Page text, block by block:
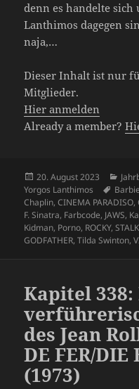
denn es handelte sich
Lanthimos dagegen
naja,…
Dieser Inhalt ist nur
Mitglieder.
Hier anmelden
Already a member?
Veröffentlicht
am
20. August 2023
Yorgos Lanthimos
Barbie
Chaplin,CINEMA PARADISO,
F. Sinatra, Farbcode, JAWS,
Kidman, Porno, ROCKY,
GODFATHER,Tilda Swinton,
Kapitel 338:
des Jean
DE FER/DIE
(1973)